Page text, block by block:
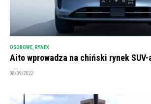
OSOBOWE RYNEK
Aito wprowadza na chiński rynek SUV-
08/09/2022